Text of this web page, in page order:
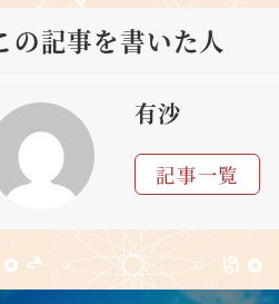
の記事を書いた人
有沙
記事一覧